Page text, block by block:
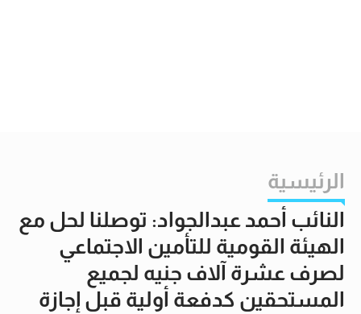
الرئيسية
النائب أحمد عبدالجواد: توصلنا لحل مع
الهيئة القومية للتأمين الاجتماعي
لصرف عشرة آلاف جنيه لجميع
المستحقين كدفعة أولية قبل إجازة